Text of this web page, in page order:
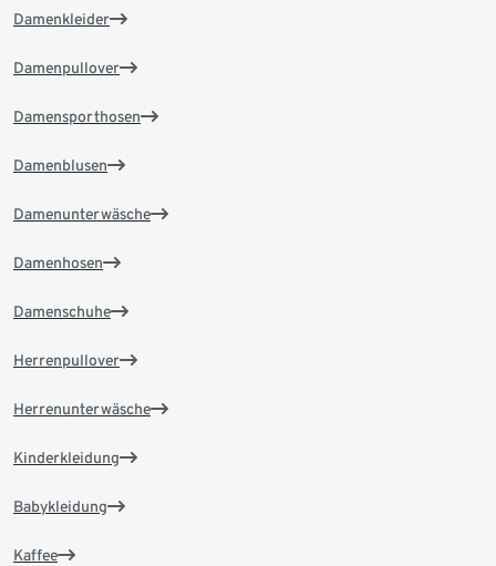
Damenkleider
Damenpullover
Damensporthosen
Damenblusen
Damenunterwäsche
Damenhosen
Damenschuhe
Herrenpullover
Herrenunterwäsche
Kinderkleidung
Babykleidung
Kaffee